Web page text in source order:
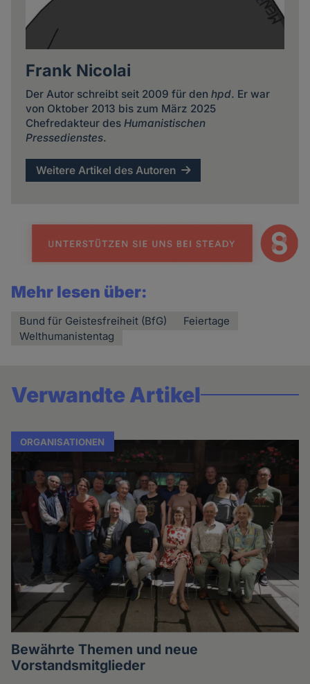
Frank Nicolai
Der Autor schreibt seit 2009 für den hpd. Er war
von Oktober 2013 bis zum März 2025
Chefredakteur des Humanistischen
Pressedienstes.
Weitere Artikel des Autoren
Mehr lesen über:
Bund für Geistesfreiheit (BfG)
Feiertage
Welthumanistentag
Verwandte Artikel
ORGANISATIONEN
Bewährte Themen und neue
Vorstandsmitglieder